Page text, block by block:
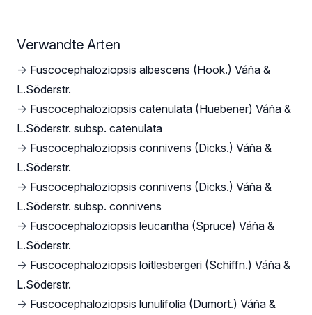
Verwandte Arten
→ Fuscocephaloziopsis albescens (Hook.) Váňa &
L.Söderstr.
→ Fuscocephaloziopsis catenulata (Huebener) Váňa &
L.Söderstr. subsp. catenulata
→ Fuscocephaloziopsis connivens (Dicks.) Váňa &
L.Söderstr.
→ Fuscocephaloziopsis connivens (Dicks.) Váňa &
L.Söderstr. subsp. connivens
→ Fuscocephaloziopsis leucantha (Spruce) Váňa &
L.Söderstr.
→ Fuscocephaloziopsis loitlesbergeri (Schiffn.) Váňa &
L.Söderstr.
→ Fuscocephaloziopsis lunulifolia (Dumort.) Váňa &